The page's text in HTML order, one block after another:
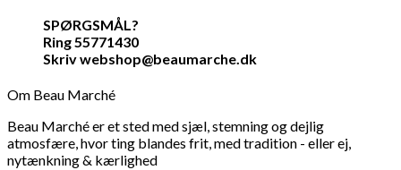
SPØRGSMÅL?
Ring 55771430
Skriv webshop@beaumarche.dk
Om Beau Marché
Beau Marché er et sted med sjæl, stemning og dejlig
atmosfære, hvor ting blandes frit, med tradition - eller ej,
nytænkning & kærlighed